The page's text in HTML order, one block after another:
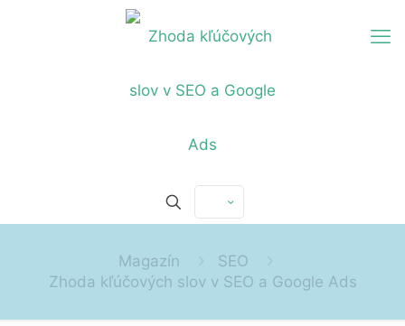
Magazín
SEO
Zhoda kľúčových slov v SEO a Google Ads